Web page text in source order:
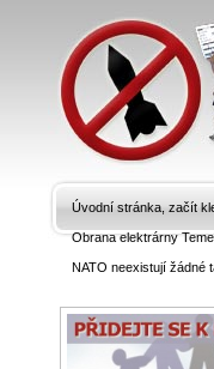
Úvodní stránka, začít
Obrana elektrárny
NATO neexistují žádné